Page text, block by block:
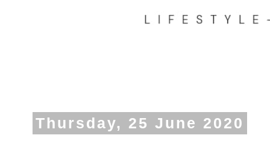
Thursday, 25 June 2020